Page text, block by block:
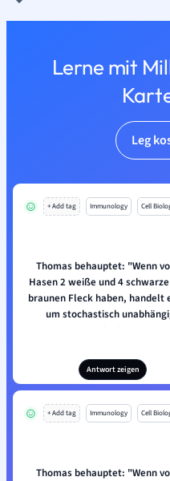
Lerne mit
Leg
+ Add tag Immunology Cell
Thomas behauptet: "Wenn
Hasen 2 weiße und 4
braunen Fleck haben, handelt
um stochastisch
Ereignisse.
Antwort zeigen
+ Add tag Immunology Cell
Thomas behauptet: "Wenn